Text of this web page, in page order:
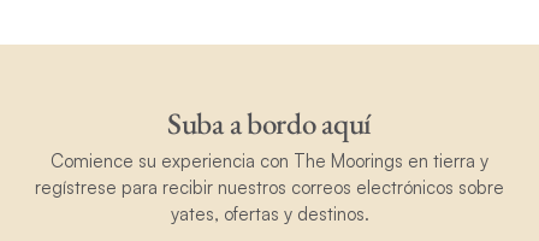
Suba a bordo aquí
Comience su experiencia con The Moorings en tierra y
regístrese para recibir nuestros correos electrónicos sobre
yates, ofertas y destinos.